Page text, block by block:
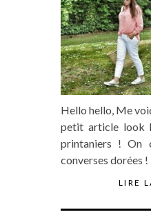
Hello hello, Me
petit article look
printaniers ! On
converses dorées
LIRE